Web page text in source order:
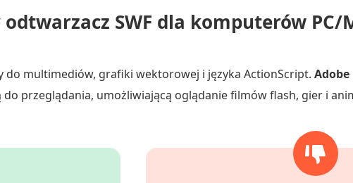
SWF dla komputerów
do multimediów, grafiki wektorowej i języka ActionScript. Adobe
przeglądania, umożliwiającą oglądanie filmów flash, gier i